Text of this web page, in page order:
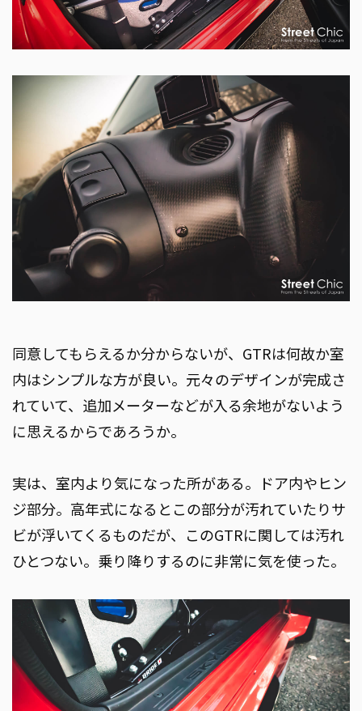
同意してもらえるか分からないが、GTRは何故か室
内はシンプルな方が良い。元々のデザインが完成さ
れていて、追加メーターなどが入る余地がないよう
に思えるからであろうか。
実は、室内より気になった所がある。ドア内やヒン
ジ部分。高年式になるとこの部分が汚れていたりサ
ビが浮いてくるものだが、このGTRに関しては汚れ
ひとつない。乗り降りするのに非常に気を使った。